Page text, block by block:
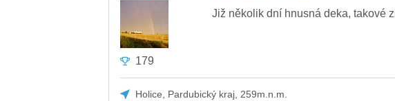
179
Již několik dní hnusná deka, takové
Holice, Pardubický kraj, 259m.n.m.